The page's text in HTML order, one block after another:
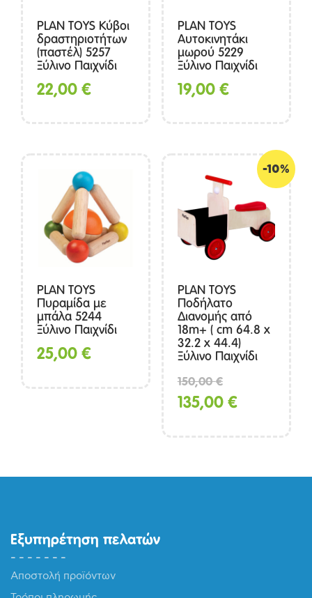
PLAN TOYS Κύβοι
δραστηριοτήτων
(παστέλ) 5257
Ξύλινο Παιχνίδι
22,00€
PLAN TOYS
Αυτοκινητάκι
μωρού 5229
Ξύλινο Παιχνίδι
19,00€
PLAN TOYS
Πυραμίδα με
μπάλα 5244
Ξύλινο Παιχνίδι
25,00€
-10%
PLAN TOYS
Ποδήλατο
Διανομής από
18m+ ( cm 64.8 x
32.2 x 44.4)
Ξύλινο Παιχνίδι
150,00€
price
135,00€
Εξυπηρέτηση πελατών
Αποστολή προϊόντων